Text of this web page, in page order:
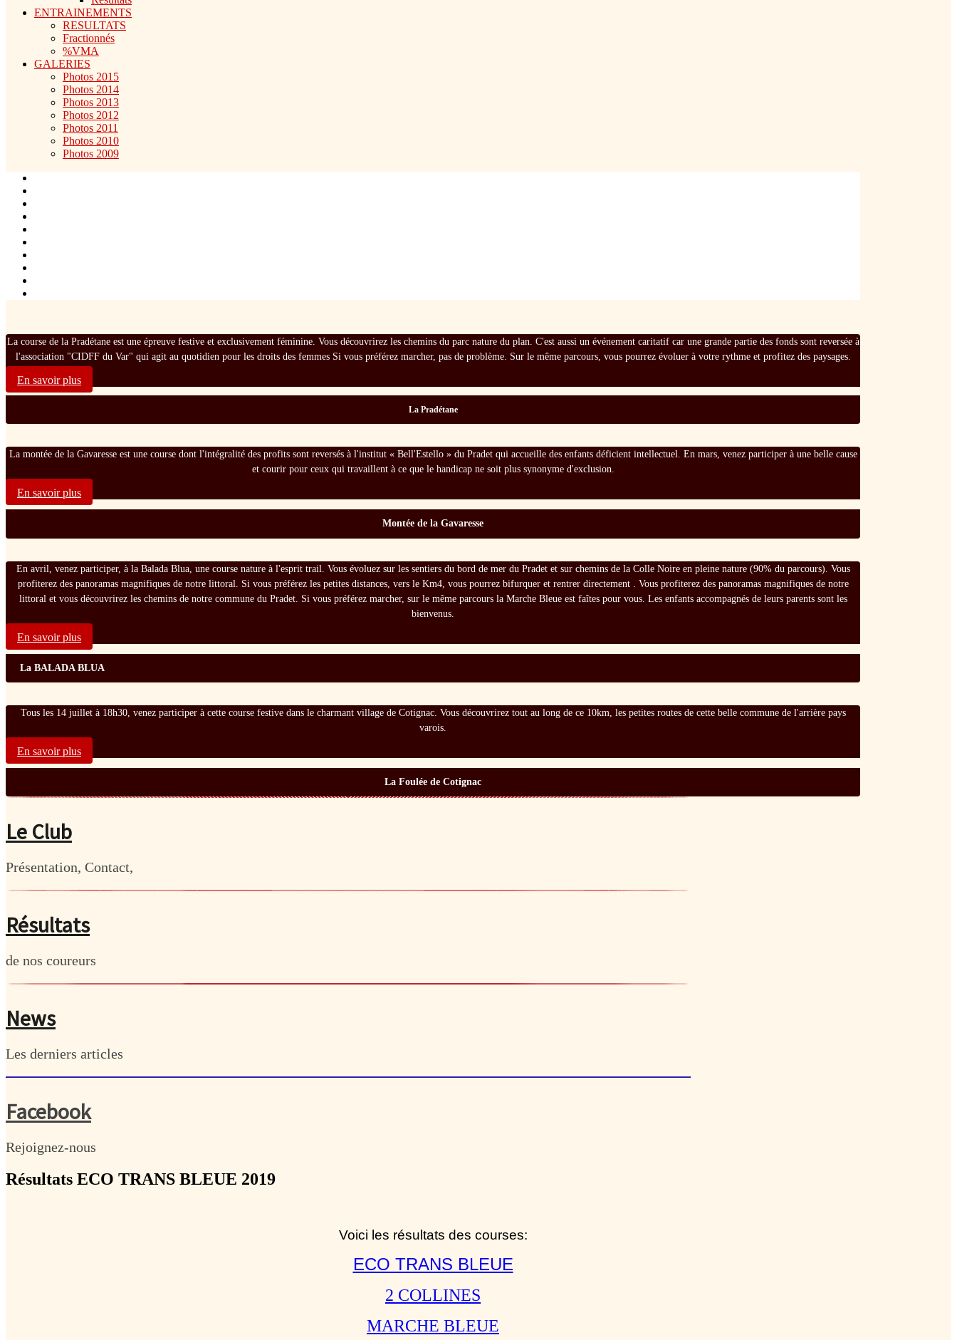
ENTRAINEMENTS
RESULTATS
Fractionnés
%VMA
GALERIES
Photos 2015
Photos 2014
Photos 2013
Photos 2012
Photos 2011
Photos 2010
Photos 2009
La course de la Pradétane est une épreuve festive et exclusivement féminine. Vous découvrirez les chemins du parc nature du plan. C'est aussi un événement caritatif car une grande partie des fonds sont reversée à
l'association "CIDFF du Var" qui agit au quotidien pour les droits des femmes Si vous préférez marcher, pas de problème. Sur le même parcours, vous pourrez évoluer à votre rythme et profitez des paysages.
En savoir plus
La Pradétane
La montée de la Gavaresse est une course dont l'intégralité des profits sont reversés à l'institut « Bell'Estello » du Pradet qui accueille des enfants déficient intellectuel. En mars, venez participer à une belle cause
et courir pour ceux qui travaillent à ce que le handicap ne soit plus synonyme d'exclusion.
En savoir plus
Montée de la Gavaresse
En avril, venez participer, à la Balada Blua, une course nature à l'esprit trail. Vous évoluez sur les sentiers du bord de mer du Pradet et sur chemins de la Colle Noire en pleine nature (90% du parcours). Vous
profiterez des panoramas magnifiques de notre littoral. Si vous préférez les petites distances, vers le Km4, vous pourrez bifurquer et rentrer directement . Vous profiterez des panoramas magnifiques de notre
littoral et vous découvrirez les chemins de notre commune du Pradet. Si vous préférez marcher, sur le même parcours la Marche Bleue est faîtes pour vous. Les enfants accompagnés de leurs parents sont les
bienvenus.
En savoir plus
La BALADA BLUA
Tous les 14 juillet à 18h30, venez participer à cette course festive dans le charmant village de Cotignac. Vous découvrirez tout au long de ce 10km, les petites routes de cette belle commune de l'arrière pays
varois.
En savoir plus
La Foulée de Cotignac
Le Club
Présentation, Contact,
Résultats
de nos coureurs
News
Les derniers articles
Facebook
Rejoignez-nous
Résultats ECO TRANS BLEUE 2019
Voici les résultats des courses:
ECO TRANS BLEUE
2 COLLINES
MARCHE BLEUE